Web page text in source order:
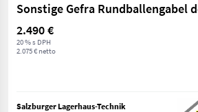
2.490 €
20 % s DPH
2.075 € netto
Salzburger Lagerhaus-Technik